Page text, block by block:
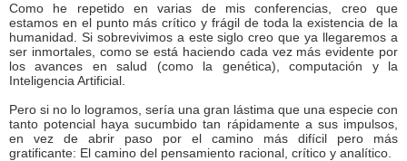
Como he repetido en varias de mis conferencias, creo que
estamos en el punto más crítico y frágil de toda la existencia de la
humanidad. Si sobrevivimos a este siglo creo que ya llegaremos a
ser inmortales, como se está haciendo cada vez más evidente por
los avances en salud (como la genética), computación y la
Inteligencia Artificial.
Pero si no lo logramos, sería una gran lástima que una especie con
tanto potencial haya sucumbido tan rápidamente a sus impulsos,
en vez de abrir paso por el camino más difícil pero más
gratificante: El camino del pensamiento racional, crítico y analítico.